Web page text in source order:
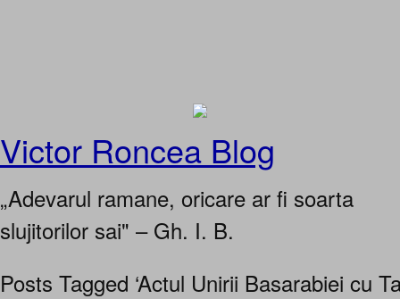
Victor Roncea Blog
„Adevarul ramane, oricare ar fi soarta
slujitorilor sai" – Gh. I. B.
Posts Tagged ‘Actul Unirii Basarabiei cu